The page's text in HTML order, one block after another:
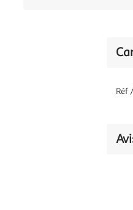
Réf